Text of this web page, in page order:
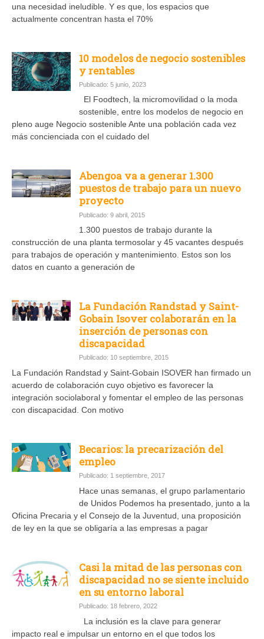
una necesidad ineludible. Y es que, los espacios que
actualmente concentran hasta el 70%
10 modelos de negocio sostenibles
y rentables
Publicado: 5 junio, 2023
El Foodtech, la micromovilidad o la moda
sostenible, entre los modelos de negocio en
pleno auge Negocio sostenible Ante una población cada vez
más concienciada con el cuidado del
Abengoa va a generar 1.300
puestos de trabajo para un nuevo
proyecto
Publicado: 9 abril, 2015
1.300 puestos de trabajo durante la
construcción de una planta termosolar y 45 vacantes después
para trabajos de operación y mantenimiento. Estos son los
datos en cuanto a generación de
La Fundación Randstad y Saint-
Gobain Isover colaborarán en la
inserción de personas con
discapacidad
Publicado: 10 septiembre, 2015
La Fundación Randstad y Saint-Gobain ISOVER han firmado un
acuerdo de colaboración cuyo objetivo es favorecer la
integración sociolaboral y fomentar el empleo de las personas
con discapacidad. Con motivo
Becarios: la precarización del
empleo
Publicado: 1 septiembre, 2017
Hace unas semanas, el grupo parlamentario
de Unidos Podemos ha presentado, junto a la
Oficina Precaria y el Consejo de la Juventud, una proposición
de ley en la que se obligaría a las empresas a pagar
Casi la mitad de las personas con
discapacidad no se siente incluido
en su entorno laboral
Publicado: 18 febrero, 2022
La inclusión es la clave para generar
impacto real e impulsar un entorno en el que todos los